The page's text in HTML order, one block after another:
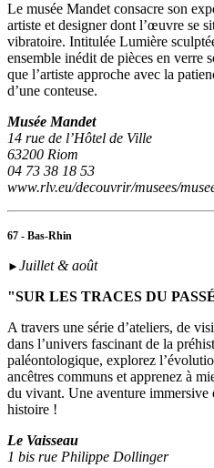
Le musée Mandet consacre son
artiste et designer dont l’œuvre se
vibratoire. Intitulée Lumière
ensemble inédit de pièces en verre
que l’artiste approche avec la
d’une conteuse.
Musée Mandet
14 rue de l’Hôtel de Ville
63200 Riom
04 73 38 18 53
www.rlv.eu/decouvrir/musees/
67 - Bas-Rhin
► Juillet & août
"SUR LES TRACES DU
A travers une série d’ateliers, de
dans l’univers fascinant de la
paléontologique, explorez
ancêtres communs et apprenez à
du vivant. Une aventure
histoire !
Le Vaisseau
1 bis rue Philippe Dollinger